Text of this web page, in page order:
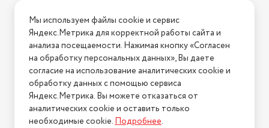
Условия возврата
Нашли ошибку на сайте? Напишите нам
2026 © Интернет-магазин "АстМаркет". У нас есть всё!
Политика конфиденциальности
Мы используем файлы cookie и сервис
Яндекс.Метрика для корректной работы сайта и
анализа посещаемости. Нажимая кнопку «Согласен
на обработку персональных данных», Вы даете
согласие на использование аналитических cookie и
обработку данных с помощью сервиса
Яндекс.Метрика. Вы можете отказаться от
аналитических cookie и оставить только
необходимые cookie.Подробнее.